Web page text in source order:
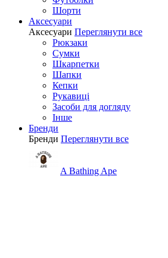
Шорти
Аксесуари
Аксесуари Переглянути все
Рюкзаки
Сумки
Шкарпетки
Шапки
Кепки
Рукавиці
Засоби для догляду
Інше
Бренди
Бренди Переглянути все
A Bathing Ape